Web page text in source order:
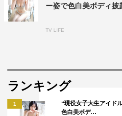
ー姿で色白美ボディ披
TV LIFE
ランキング
1
“現役女子大生アイド
色白美ボデ…